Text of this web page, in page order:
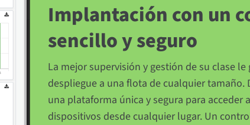
Implantación con un
sencillo y seguro
La mejor supervisión y gestión de su clase
despliegue a una flota de cualquier tamaño.
una plataforma única y segura para acceder
dispositivos desde cualquier lugar. Un